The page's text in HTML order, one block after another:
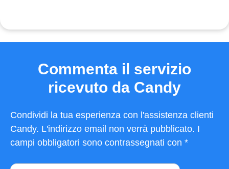
Commenta il servizio
ricevuto da Candy
Condividi la tua esperienza con l'assistenza clienti
Candy. L'indirizzo email non verrà pubblicato. I
campi obbligatori sono contrassegnati con *